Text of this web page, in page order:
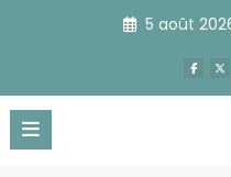
5 août